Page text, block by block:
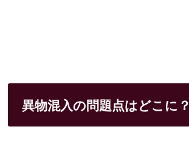
異物混入の問題点はどこに？